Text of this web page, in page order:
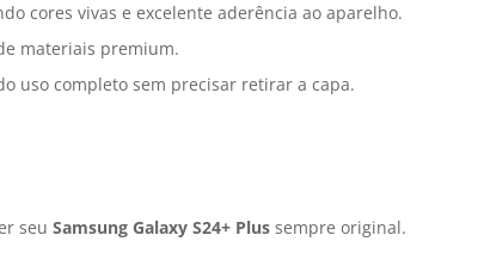
cores vivas e excelente aderência ao aparelho.
materiais premium.
uso completo sem precisar retirar a capa.
seu Samsung Galaxy S24+ Plus sempre original.